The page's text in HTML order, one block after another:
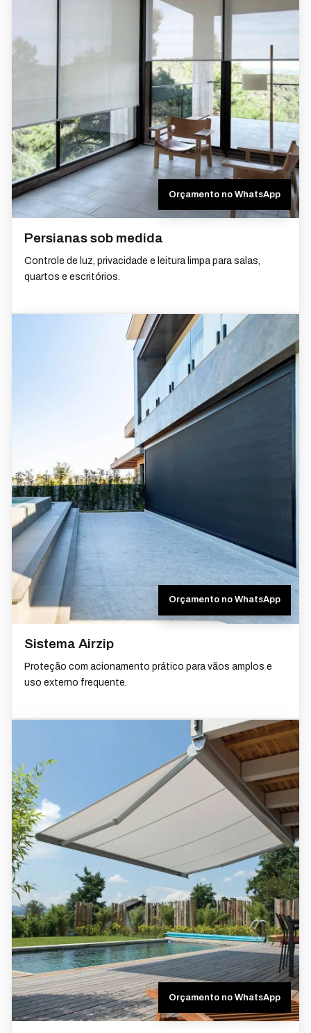
Persianas sob medida
Controle de luz, privacidade e leitura limpa para salas,
quartos e escritórios.
Orçamento no WhatsApp
Sistema Airzip
Proteção com acionamento prático para vãos amplos e
uso externo frequente.
Orçamento no WhatsApp
Orçamento no WhatsApp